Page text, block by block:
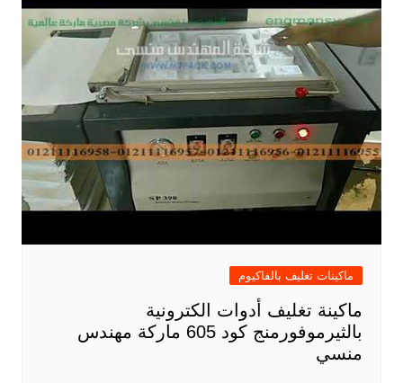
ماكينات تغليف بالفاكيوم
ماكينة تغليف أدوات الكترونية
بالثيرموفورمنج كود 605 ماركة مهندس
منسي